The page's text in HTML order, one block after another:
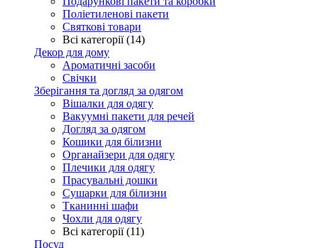
Поліетиленові пакети
Святкові товари
Всі категорії (14)
Декор для дому
Ароматичні засоби
Свічки
Зберігання та догляд за одягом
Вішалки для одягу
Вакуумні пакети для речей
Догляд за одягом
Кошики для білизни
Органайзери для одягу
Плечики для одягу
Прасувальні дошки
Сушарки для білизни
Тканинні шафи
Чохли для одягу
Всі категорії (11)
Посуд